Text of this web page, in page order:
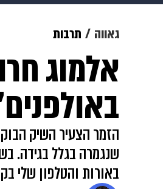
דיגיטל
גאווה תרבות
אלמוג
הזמר הצעיר השיק
באורות והטלפון שלי